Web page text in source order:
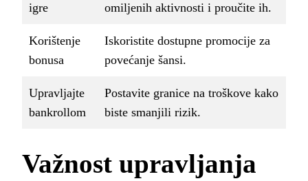
igre
omiljenih aktivnosti i proučite ih.
Korištenje
bonusa
Iskoristite dostupne promocije za
povećanje šansi.
Upravljajte
bankrollom
Postavite granice na troškove kako
biste smanjili rizik.
Važnost upravljanja